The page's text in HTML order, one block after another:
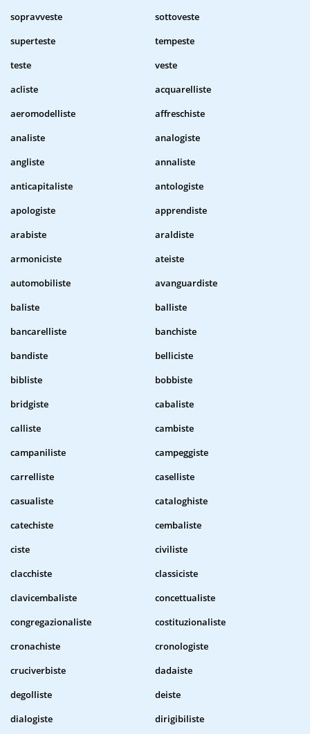
sopravveste
sottoveste
superteste
tempeste
teste
veste
acliste
acquarelliste
aeromodelliste
affreschiste
analiste
analogiste
angliste
annaliste
anticapitaliste
antologiste
apologiste
apprendiste
arabiste
araldiste
armoniciste
ateiste
automobiliste
avanguardiste
baliste
balliste
bancarelliste
banchiste
bandiste
belliciste
bibliste
bobbiste
bridgiste
cabaliste
calliste
cambiste
campaniliste
campeggiste
carrelliste
caselliste
casualiste
cataloghiste
catechiste
cembaliste
ciste
civiliste
clacchiste
classiciste
clavicembaliste
concettualiste
congregazionaliste
costituzionaliste
cronachiste
cronologiste
cruciverbiste
dadaiste
degolliste
deiste
dialogiste
dirigibiliste